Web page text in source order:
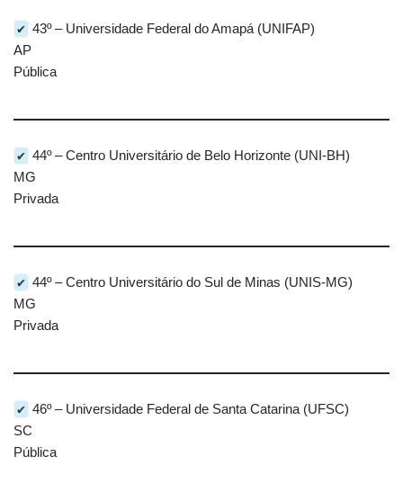
✔ 43º – Universidade Federal do Amapá (UNIFAP)
AP
Pública
✔ 44º – Centro Universitário de Belo Horizonte (UNI-BH)
MG
Privada
✔ 44º – Centro Universitário do Sul de Minas (UNIS-MG)
MG
Privada
✔ 46º – Universidade Federal de Santa Catarina (UFSC)
SC
Pública